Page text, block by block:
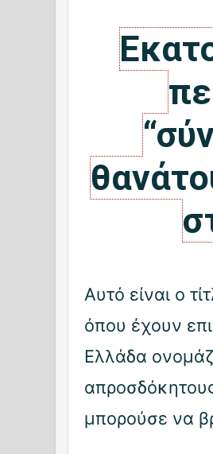
Αυτό είναι ο
όπου έχουν
Ελλάδα
μπορούσε να